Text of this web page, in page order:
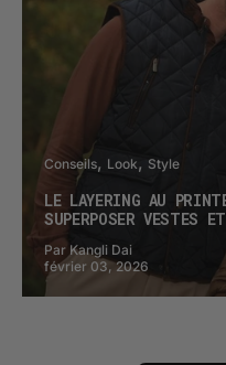
Conseils Look Style
LE LAYERING AU
SUPERPOSER VESTES
Par Kangli Dai
février 03, 2026